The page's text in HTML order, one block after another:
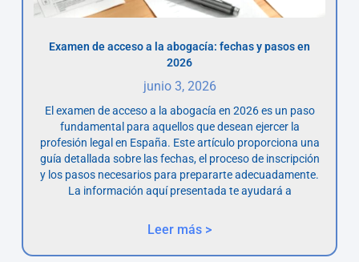
Examen de acceso a la abogacía: fechas y pasos en
2026
junio 3, 2026
El examen de acceso a la abogacía en 2026 es un paso
fundamental para aquellos que desean ejercer la
profesión legal en España. Este artículo proporciona una
guía detallada sobre las fechas, el proceso de inscripción
y los pasos necesarios para prepararte adecuadamente.
La información aquí presentada te ayudará a
Leer más >